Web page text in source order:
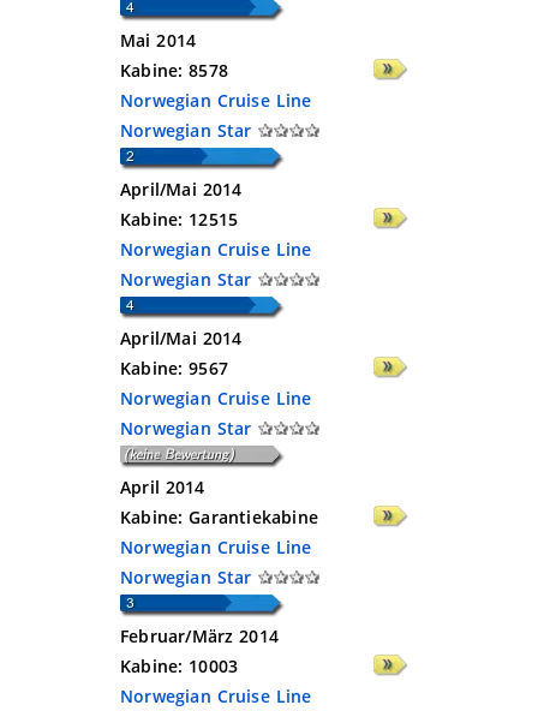
Mai 2014
Kabine:8578
Norwegian Cruise Line
Norwegian Star
April/Mai 2014
Kabine: 12515
Norwegian Cruise Line
Norwegian Star
April/Mai 2014
Kabine:9567
Norwegian Cruise Line
Norwegian Star
April 2014
Kabine:Garantiekabine
Norwegian Cruise Line
Norwegian Star
Februar/März 2014
Kabine: 10003
Norwegian Cruise Line